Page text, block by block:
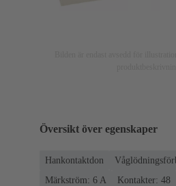
Översikt över egenskaper
Hankontaktdon
Märkström: ‌6 A
Kontakter: 48